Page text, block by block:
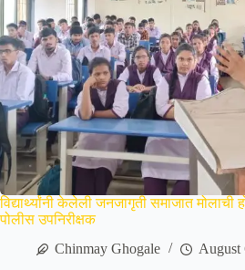
विद्यार्थ्यांनी केलेली जनजागृती समाजात मोलाची
पोलीस उपनिरीक्षक
Chinmay Ghogale
August